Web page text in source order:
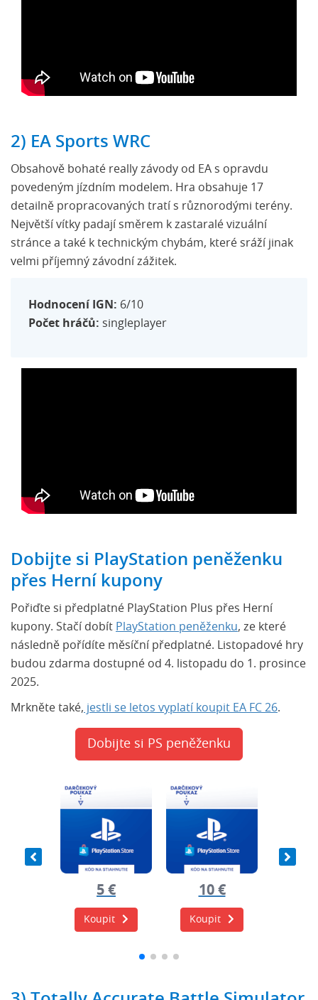
2) EA Sports WRC
Obsahově bohaté really závody od EA s opravdu
povedeným jízdním modelem. Hra obsahuje 17
detailně propracovaných tratí s různorodými terény.
Největší vítky padají směrem k zastaralé vizuální
stránce a také k technickým chybám, které sráží jinak
velmi příjemný závodní zážitek.
Hodnocení IGN: 6/10
Počet hráčů: singleplayer
Dobijte si PlayStation peněženku
přes Herní kupony
Pořiďte si předplatné PlayStation Plus přes Herní
kupony. Stačí dobít PlayStation peněženku, ze které
následně pořídíte měsíční předplatné. Listopadové hry
budou zdarma dostupné od 4. listopadu do 1. prosince
2025.
Mrkněte také, jestli se letos vyplatí koupit EA FC 26.
Dobijte si PS peněženku
5 €
Koupit
10 €
Koupit